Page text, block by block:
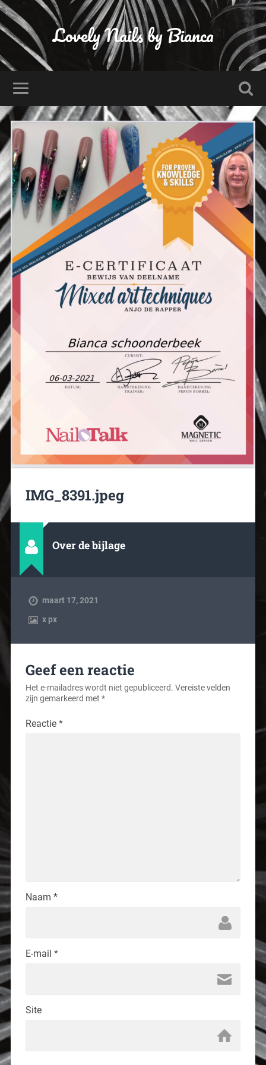
Lovely Nails by Bianca
IMG_8391.jpeg
Over de bijlage
maart 17, 2021
xpx
Geef een reactie
Het e-mailadres wordt niet gepubliceerd. Vereiste velden
zijn gemarkeerd met *
Reactie *
Naam *
E-mail *
Site